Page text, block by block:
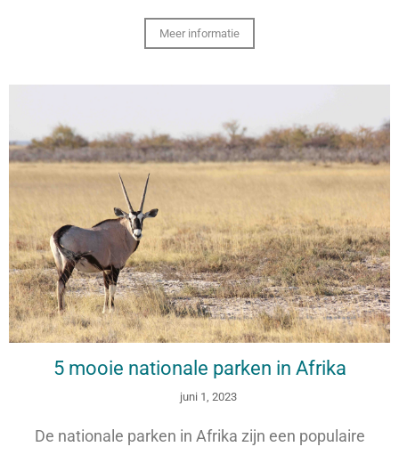
Meer informatie
5 mooie nationale parken in Afrika
juni 1, 2023
De nationale parken in Afrika zijn een populaire